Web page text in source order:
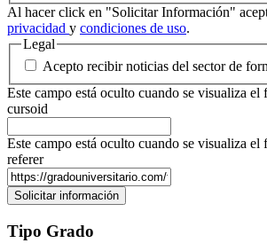
Al hacer click en "Solicitar Información"
privacidad y condiciones de uso.
Legal
Acepto recibir noticias del sector de
Este campo está oculto cuando se visualiza el
cursoid
Este campo está oculto cuando se visualiza el
referer
Tipo Grado